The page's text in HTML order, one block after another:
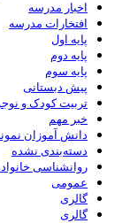
اخبار مدرسه
افتخارات مدرسه
پایه اول
پایه دوم
پایه سوم
پیش دبستانی
تربیت کودک و
خبر مهم
دانش آموزان
دسته‌بندی نشده
روانشناسی
عمومی
گالری
گالری